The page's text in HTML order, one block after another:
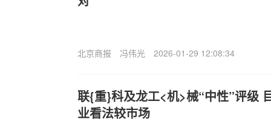
北京商报 冯伟光 2026-01-29 12:08:34
联{重}科及龙工<机>械“中性”评级
业看法较市场